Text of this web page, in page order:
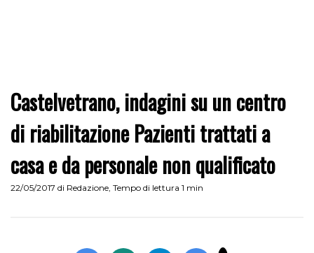
Castelvetrano, indagini su un centro
di riabilitazione Pazienti trattati a
casa e da personale non qualificato
22/05/2017 di Redazione, Tempo di lettura 1 min